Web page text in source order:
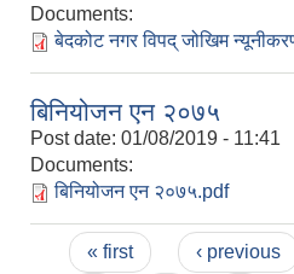
Documents:
बेदकोट नगर विपद् जोखिम
बिनियोजन एन २०७५
Post date: 01/08/2019 - 11:41
Documents:
बिनियोजन एन २०७५.pdf
Pages
« first ‹ previous